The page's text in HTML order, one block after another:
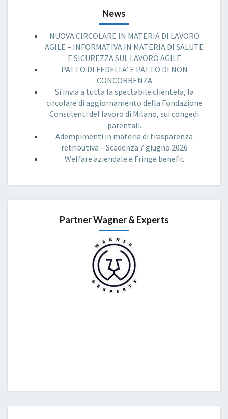
News
NUOVA CIRCOLARE IN MATERIA DI LAVORO
AGILE – INFORMATIVA IN MATERIA DI SALUTE
E SICUREZZA SUL LAVORO AGILE
PATTO DI FEDELTA’ E PATTO DI NON
CONCORRENZA
Si invia a tutta la spettabile clientela, la
circolare di aggiornamento della Fondazione
Consulenti del lavoro di Milano, sui congedi
parentali.
Adempimenti in materia di trasparenza
retributiva – Scadenza 7 giugno 2026
Welfare aziendale e Fringe benefit
Partner Wagner & Experts